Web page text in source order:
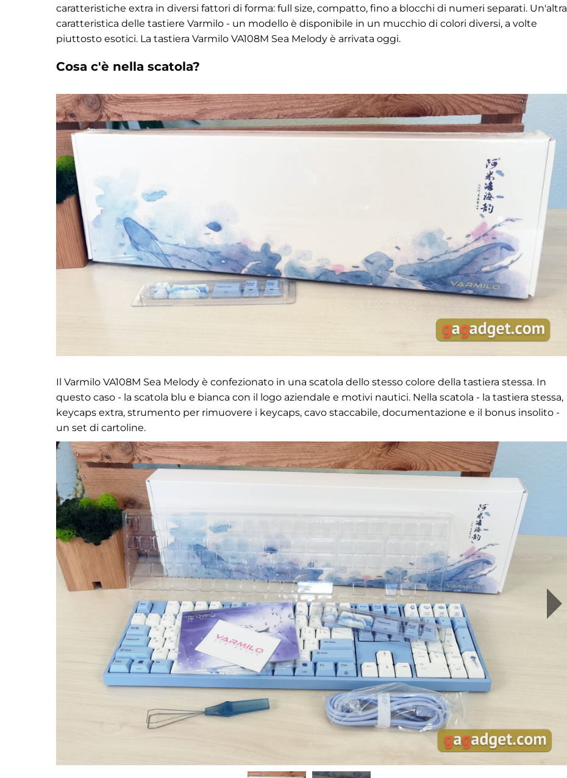
caratteristiche extra in diversi fattori di forma: full size, compatto, fino a blocchi di numeri separati. Un'altra
caratteristica delle tastiere Varmilo - un modello è disponibile in un mucchio di colori diversi, a volte
piuttosto esotici. La tastiera Varmilo VA108M Sea Melody è arrivata oggi.
Cosa c'è nella scatola?
Il Varmilo VA108M Sea Melody è confezionato in una scatola dello stesso colore della tastiera stessa. In
questo caso - la scatola blu e bianca con il logo aziendale e motivi nautici. Nella scatola - la tastiera stessa,
keycaps extra, strumento per rimuovere i keycaps, cavo staccabile, documentazione e il bonus insolito -
un set di cartoline.